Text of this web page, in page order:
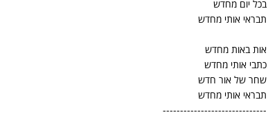
בכל יום מחדש
תבראי אותי מחדש
אות באות מחדש
כתבי אותי מחדש
שחר של אור חדש
תבראי אותי מחדש
------------------------------